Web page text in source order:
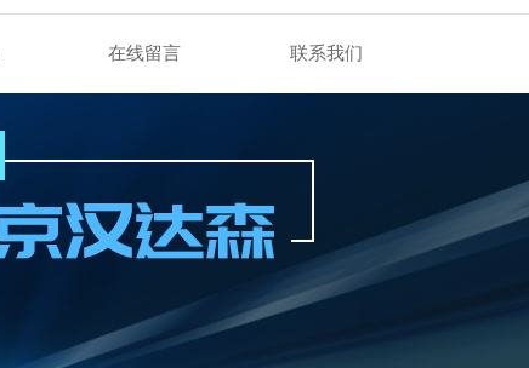
在线留言 联系我们